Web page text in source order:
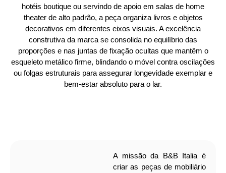
hotéis boutique ou servindo de apoio em salas de home
theater de alto padrão, a peça organiza livros e objetos
decorativos em diferentes eixos visuais. A excelência
construtiva da marca se consolida no equilíbrio das
proporções e nas juntas de fixação ocultas que mantêm o
esqueleto metálico firme, blindando o móvel contra oscilações
ou folgas estruturais para assegurar longevidade exemplar e
bem-estar absoluto para o lar.
A missão da B&B Italia é
criar as peças de mobiliário